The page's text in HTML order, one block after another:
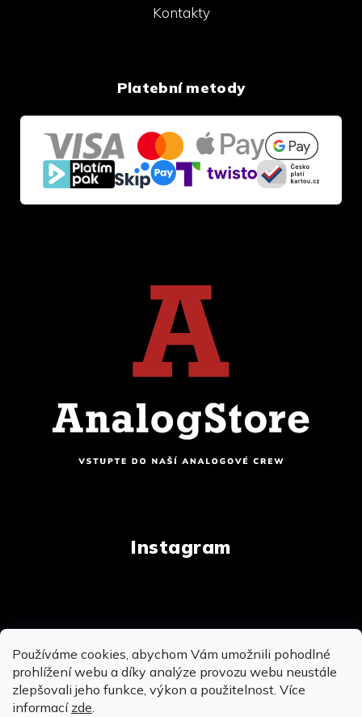
Používáme cookies, abychom Vám umožnili pohodlné
prohlížení webu a díky analýze provozu webu neustále
zlepšovali jeho funkce, výkon a použitelnost. Více
informací zde.
Kontakty
Platební metody
Instagram
vyhrazena.Upravit nastavení cookies